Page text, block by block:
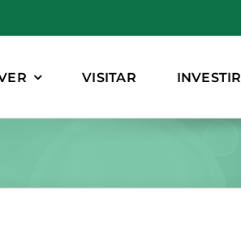
VISITAR INVESTIR